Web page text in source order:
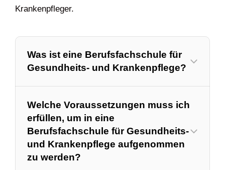
Krankenpfleger.
Was ist eine Berufsfachschule für
Gesundheits- und Krankenpflege?
Welche Voraussetzungen muss ich
erfüllen, um in eine
Berufsfachschule für Gesundheits-
und Krankenpflege aufgenommen
zu werden?